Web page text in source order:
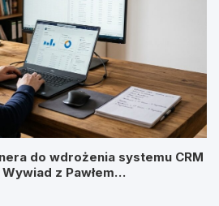
do wdrożenia systemu CRM
z Pawłem